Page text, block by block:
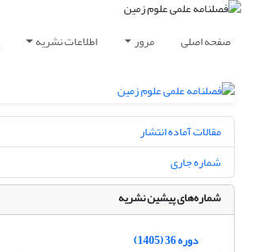
صفحه اصلی مرور اطلاعات نشریه
مقالات آماده انتشار
شماره جاری
شماره‌های پیشین نشریه
دوره 36 (1405)